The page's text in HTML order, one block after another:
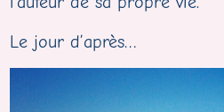
Le jour d’après…